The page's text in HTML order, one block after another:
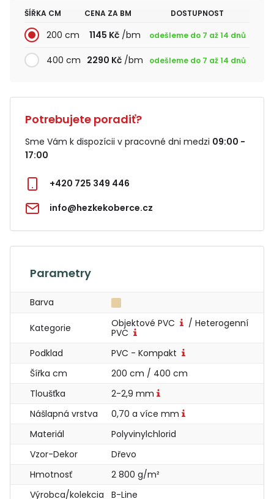
ŠÍŘKA CM CENA ZA BM DOSTUPNOST
200 cm 1145 Kč/bm odešleme do 7 až 14 dnů
400 cm 2290 Kč/bm odešleme do 7 až 14 dnů
Potrebujete poradiť?
Sme Vám k dispozícii v pracovné dni medzi 09:00 -
17:00
+420 725 349 446
info@hezkekoberce.cz
Parametry
Barva
Kategorie Objektové PVC
/ Heterogenní
PVC
Podklad
PVC - Kompakt
Šířka cm
200 cm / 400 cm
Tloušťka
2-2,9 mm
Nášlapná vrstva
0,70 a více mm
Materiál
Polyvinylchlorid
Vzor-Dekor
Dřevo
Hmotnosť
2 800 g/m²
Výrobca/kolekcia
B-Line